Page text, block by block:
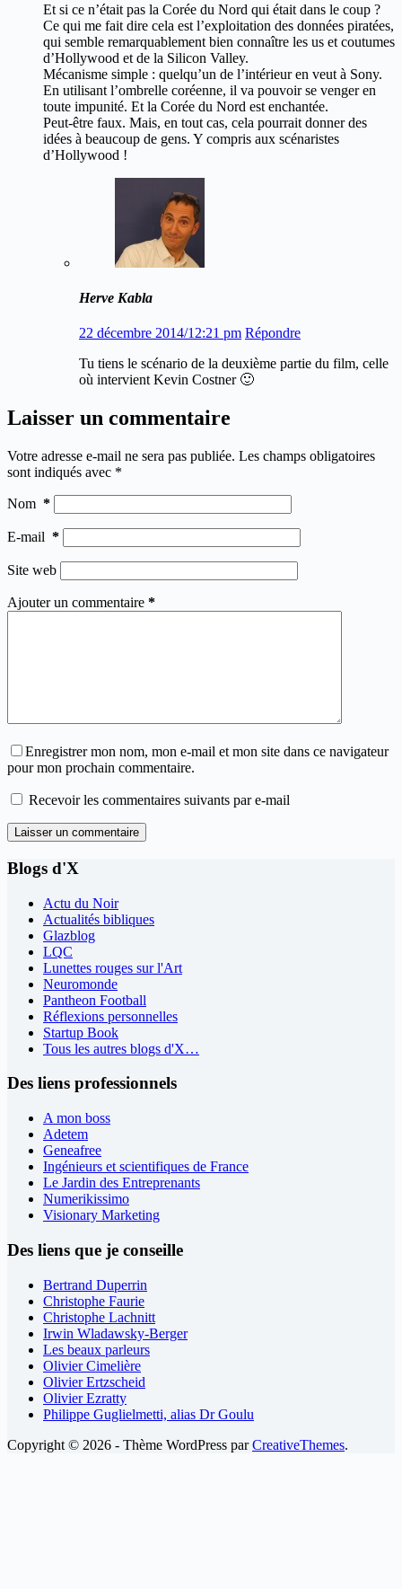
Et si ce n’était pas la Corée du Nord qui était dans le coup ?
Ce qui me fait dire cela est l’exploitation des données piratées,
qui semble remarquablement bien connaître les us et coutumes
d’Hollywood et de la Silicon Valley.
Mécanisme simple : quelqu’un de l’intérieur en veut à Sony.
En utilisant l’ombrelle coréenne, il va pouvoir se venger en
toute impunité. Et la Corée du Nord est enchantée.
Peut-être faux. Mais, en tout cas, cela pourrait donner des
idées à beaucoup de gens. Y compris aux scénaristes
d’Hollywood !
Herve Kabla
22 décembre 2014/12:21 pm Répondre
Tu tiens le scénario de la deuxième partie du film, celle
où intervient Kevin Costner 🙂
Laisser un commentaire
Votre adresse e-mail ne sera pas publiée. Les champs obligatoires
sont indiqués avec *
Nom *
E-mail *
Site web
Ajouter un commentaire *
Enregistrer mon nom, mon e-mail et mon site dans ce navigateur
pour mon prochain commentaire.
Recevoir les commentaires suivants par e-mail
Laisser un commentaire
Blogs d'X
Actu du Noir
Actualités bibliques
Glazblog
LQC
Lunettes rouges sur l'Art
Neuromonde
Pantheon Football
Réflexions personnelles
Startup Book
Tous les autres blogs d'X…
Des liens professionnels
A mon boss
Adetem
Geneafree
Ingénieurs et scientifiques de France
Le Jardin des Entreprenants
Numerikissimo
Visionary Marketing
Des liens que je conseille
Bertrand Duperrin
Christophe Faurie
Christophe Lachnitt
Irwin Wladawsky-Berger
Les beaux parleurs
Olivier Cimelière
Olivier Ertzscheid
Olivier Ezratty
Philippe Guglielmetti, alias Dr Goulu
Copyright © 2026 - Thème WordPress parCreativeThemes.